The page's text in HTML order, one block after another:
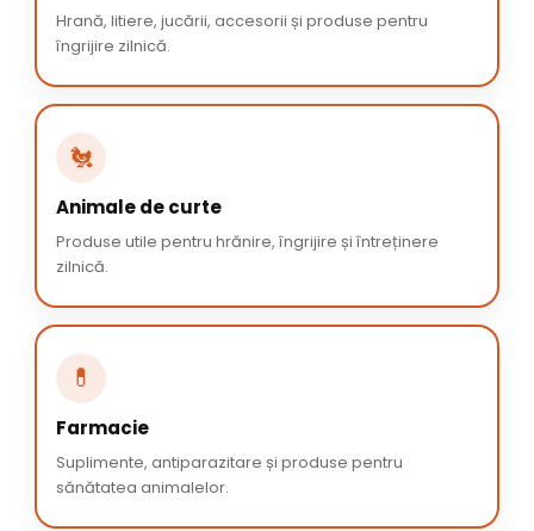
Hrană, litiere, jucării, accesorii și produse pentru
îngrijire zilnică.
🐔
Animale de curte
Produse utile pentru hrănire, îngrijire și întreținere
zilnică.
💊
Farmacie
Suplimente, antiparazitare și produse pentru
sănătatea animalelor.